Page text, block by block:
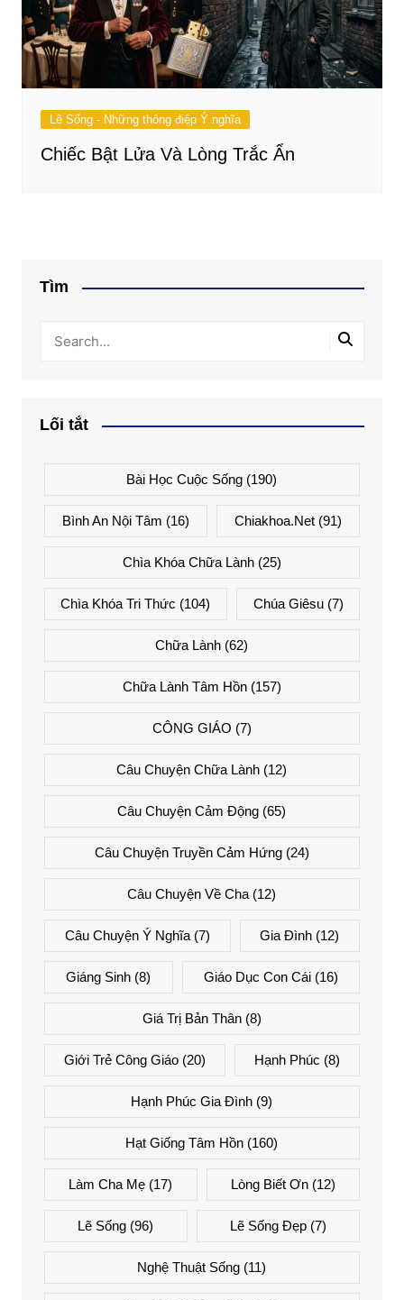
Lẽ Sống - Những thông điệp Ý nghĩa
Chiếc Bật Lửa Và Lòng Trắc Ẩn
Tìm
Lối tắt
Bài Học Cuộc Sống (190)
Bình An Nội Tâm (16) Chiakhoa.net (91)
Chìa Khóa Chữa Lành(25)
Chìa Khóa Tri Thức (104) Chúa Giêsu(7)
Chữa Lành (62)
Chữa Lành Tâm Hồn(157)
CÔNG GIÁO (7)
Câu Chuyện Chữa Lành (12)
Câu Chuyện Cảm Động (65)
Câu Chuyện Truyền Cảm Hứng(24)
Câu Chuyện Về Cha (12)
Câu Chuyện Ý Nghĩa(7) Gia Đình (12)
Giáng Sinh (8) Giáo Dục Con Cái(16)
Giá Trị Bản Thân(8)
Giới Trẻ Công Giáo(20) Hạnh Phúc (8)
Hạnh Phúc Gia Đình (9)
Hạt Giống Tâm Hồn (160)
Làm Cha Mẹ (17) Lòng Biết Ơn(12)
Lẽ Sống (96) Lẽ Sống Đẹp(7)
Nghệ Thuật Sống (11)